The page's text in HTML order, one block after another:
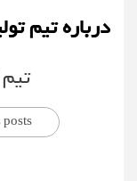
درباره تیم
posts